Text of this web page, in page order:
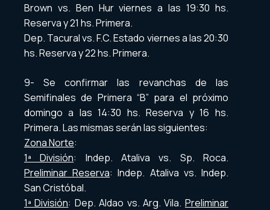
Brown vs. Ben Hur viernes a las 19:30 hs.
Reserva y 21 hs. Primera.
Dep. Tacural vs. F.C. Estado viernes a las 20:30
hs. Reserva y 22 hs. Primera.
9- Se confirmar las revanchas de las
Semifinales de Primera “B” para el próximo
domingo a las 14:30 hs. Reserva y 16 hs.
Primera. Las mismas serán las siguientes:
Zona Norte:
1ª División: Indep. Ataliva vs. Sp. Roca.
Preliminar Reserva: Indep. Ataliva vs. Indep.
San Cristóbal.
1ª División: Dep. Aldao vs. Arg. Vila. Preliminar